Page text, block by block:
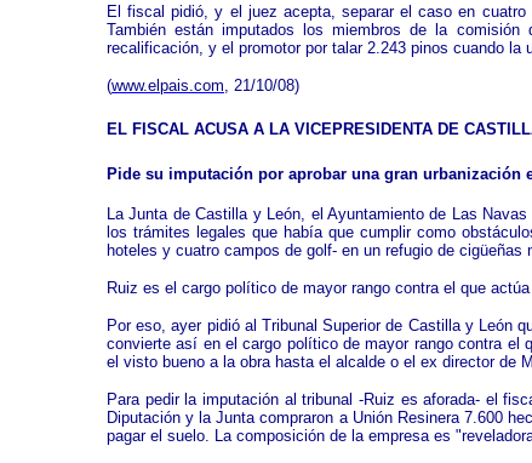
El fiscal pidió, y el juez acepta, separar el caso en
También están imputados los miembros de la
recalificación, y el promotor por talar 2.243 pinos cuando la
(www.elpais.com , 21/10/08)
EL FISCAL ACUSA A LA VICEPRESIDENTA DE
Pide su imputación por aprobar una gran urbanización
La Junta de Castilla y León, el Ayuntamiento de Las
los trámites legales que había que cumplir como
hoteles y cuatro campos de golf- en un refugio de cigüeñas
Ruiz es el cargo político de mayor rango contra el que
Por eso, ayer pidió al Tribunal Superior de Castilla y León
convierte así en el cargo político de mayor rango contra
el visto bueno a la obra hasta el alcalde o el ex director de
Para pedir la imputación al tribunal -Ruiz es aforada- el
Diputación y la Junta compraron a Unión Resinera 7.600
pagar el suelo. La composición de la empresa es